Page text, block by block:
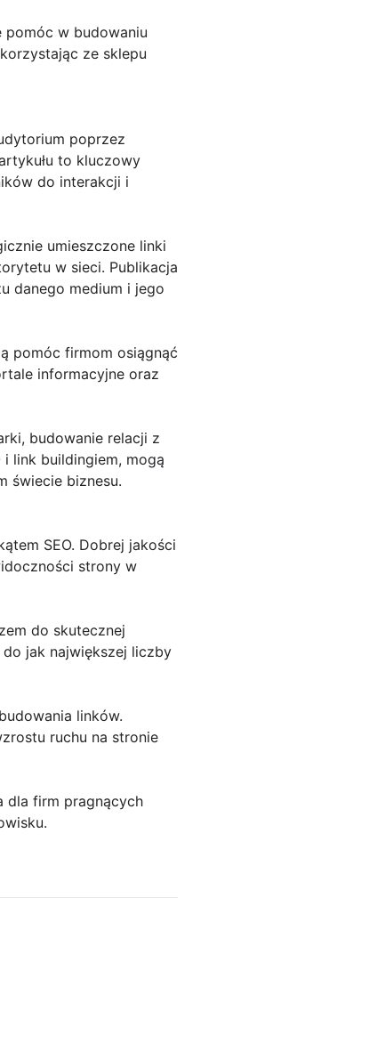
pomóc w budowaniu
ze sklepu
poprzez
to kluczowy
do interakcji i
umieszczone linki
w sieci. Publikacja
danego medium i jego
pomóc firmom osiągnąć
informacyjne oraz
budowanie relacji z
link buildingiem, mogą
świecie biznesu.
SEO. Dobrej jakości
strony w
do skutecznej
jak największej liczby
linków.
ruchu na stronie
dla firm pragnących